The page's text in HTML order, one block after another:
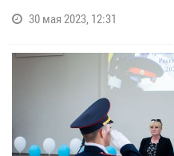
30 мая 2023, 12:31